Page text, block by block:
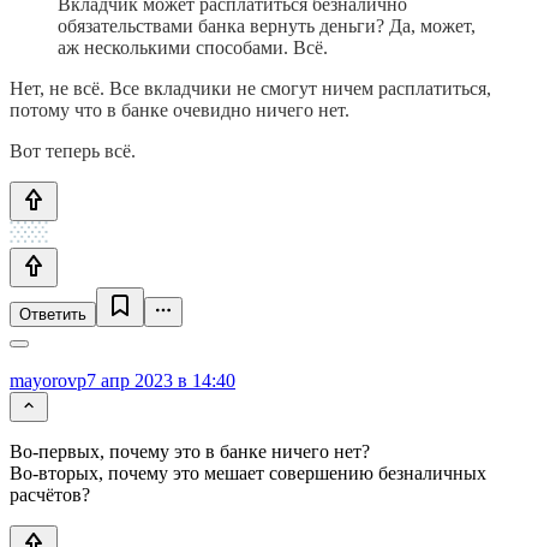
обязательствами банка вернуть деньги? Да, может,
аж несколькими способами. Всё.
Нет, не всё. Все вкладчики не смогут ничем расплатиться,
потому что в банке очевидно ничего нет.
Вот теперь всё.
Ответить
mayorovp7 апр 2023 в 14:40
Во-первых, почему это в банке ничего нет?
Во-вторых, почему это мешает совершению безналичных
расчётов?